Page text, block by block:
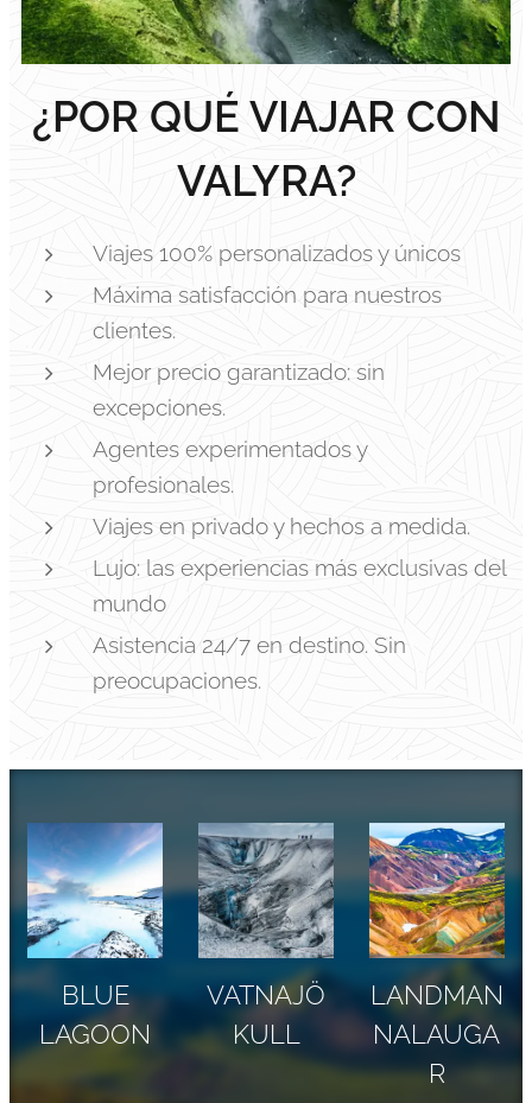
¿POR QUÉ VIAJAR CON
VALYRA?
Viajes 100% personalizados y únicos
Máxima satisfacción para nuestros
clientes.
Mejor precio garantizado: sin
excepciones.
Agentes experimentados y
profesionales.
Viajes en privado y hechos a medida.
Lujo: las experiencias más exclusivas del
mundo
Asistencia 24/7 en destino. Sin
preocupaciones.
BLUE
LAGOON
VATNAJÖ
KULL
LANDMAN
NALAUGA
R